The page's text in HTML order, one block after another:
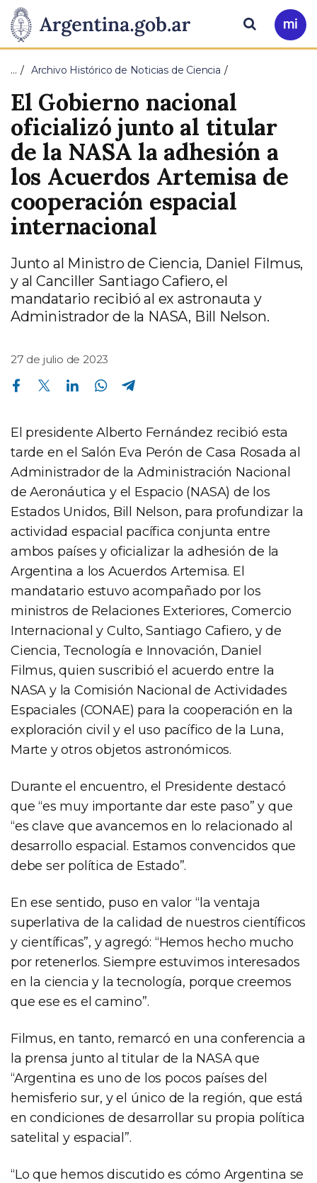
Presidencia
de
la
Nación
Pasar al contenido principal
Ir
a
Buscar
… Archivo Histórico de Noticias de Ciencia
El Gobierno nacional
oficializó junto al titular
de la NASA la adhesión a
los Acuerdos Artemisa de
cooperación espacial
internacional
Junto al Ministro de Ciencia, Daniel Filmus,
y al Canciller Santiago Cafiero, el
mandatario recibió al ex astronauta y
Administrador de la NASA, Bill Nelson.
27 de julio de 2023
Compartir en Facebook Compartir en Twitter Compartir en Linkedin Compartir en Whatsapp
El presidente Alberto Fernández recibió esta
tarde en el Salón Eva Perón de Casa Rosada al
Administrador de la Administración Nacional
de Aeronáutica y el Espacio (NASA) de los
Estados Unidos, Bill Nelson, para profundizar la
actividad espacial pacífica conjunta entre
ambos países y oficializar la adhesión de la
Argentina a los Acuerdos Artemisa. El
mandatario estuvo acompañado por los
ministros de Relaciones Exteriores, Comercio
Internacional y Culto, Santiago Cafiero, y de
Ciencia, Tecnología e Innovación, Daniel
Filmus, quien suscribió el acuerdo entre la
NASA y la Comisión Nacional de Actividades
Espaciales (CONAE) para la cooperación en la
exploración civil y el uso pacífico de la Luna,
Marte y otros objetos astronómicos.
Durante el encuentro, el Presidente destacó
que “es muy importante dar este paso” y que
“es clave que avancemos en lo relacionado al
desarrollo espacial. Estamos convencidos que
debe ser política de Estado”.
En ese sentido, puso en valor “la ventaja
superlativa de la calidad de nuestros científicos
y científicas”, y agregó: “Hemos hecho mucho
por retenerlos. Siempre estuvimos interesados
en la ciencia y la tecnología, porque creemos
que ese es el camino”.
Filmus, en tanto, remarcó en una conferencia a
la prensa junto al titular de la NASA que
“Argentina es uno de los pocos países del
hemisferio sur, y el único de la región, que está
en condiciones de desarrollar su propia política
satelital y espacial”.
“Lo que hemos discutido es cómo Argentina se